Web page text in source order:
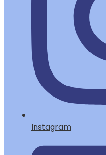
Instagram